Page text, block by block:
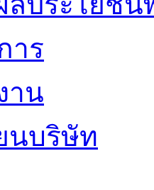
าร
าน
นบริษัท